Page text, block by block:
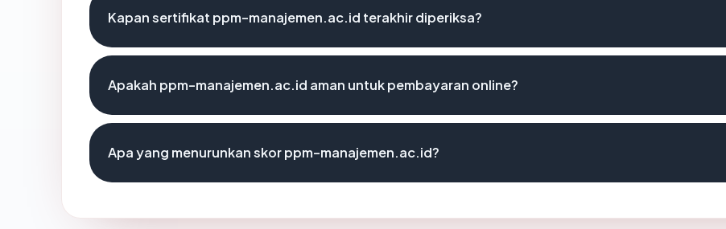
Kapan sertifikat ppm-manajemen.ac.id terakhir diperiksa?
Apakah ppm-manajemen.ac.id aman untuk pembayaran online?
Apa yang menurunkan skor ppm-manajemen.ac.id?